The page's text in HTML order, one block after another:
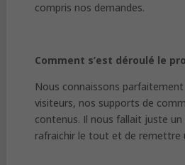
compris nos demandes.
Comment s’est déroulé le
Nous connaissons
visiteurs, nos supports de
contenus. Il nous fallait juste
rafraichir le tout et de remettre